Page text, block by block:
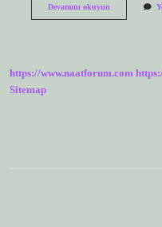
Devamını okuyun100
https://www.naatforum.com
Sitemap